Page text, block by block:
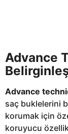
Advance
Advance
saç buklelerini
korumak için
koruyucu